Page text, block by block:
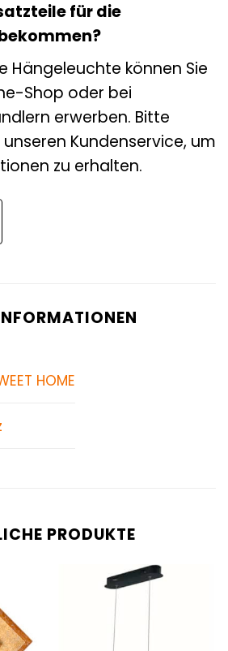
für die
Hängeleuchte können Sie
Shop oder bei
erwerben. Bitte
Kundenservice, um
zu erhalten.
HOME
PRODUKTE